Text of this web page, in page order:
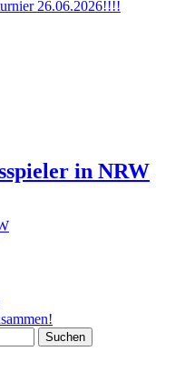
26.06.2026!!!!
in NRW